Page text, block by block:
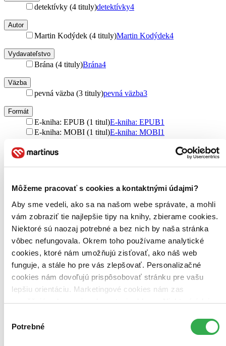
Môžeme pracovať s cookies a kontaktnými údajmi?
Aby sme vedeli, ako sa na našom webe správate, a mohli
vám zobraziť tie najlepšie tipy na knihy, zbierame cookies.
Niektoré sú naozaj potrebné a bez nich by naša stránka
vôbec nefungovala. Okrem toho používame analytické
cookies, ktoré nám umožňujú zisťovať, ako náš web
funguje, a stále ho pre vás zlepšovať. Personalizačné
cookies nám dovoľujú prispôsobovať stránku pre vašu
lepšiu orientáciu. Marketingové cookies nám zas
umožňujú zobrazenie relevantnej reklamy. Niektoré údaje
keby sme mohli používať všetky tieto cookies. Ďakujeme!
súhlasu
Potrebné
detektívky (4 tituly)detektívky4
Autor
Martin Kodýdek (4 tituly)Martin Kodýdek4
Vydavateľstvo
Brána (4 tituly)Brána4
Väzba
pevná väzba (3 tituly)pevná väzba3
Formát
E-kniha: EPUB (1 titul)E-kniha: EPUB1
E-kniha: MOBI (1 titul)E-kniha: MOBI1
Zúžiť výber
Bestsellery
Top hodnotené
Novinky
Najdrahšie
Najlacnejšie
Najvyššia zľava
Použité filtre